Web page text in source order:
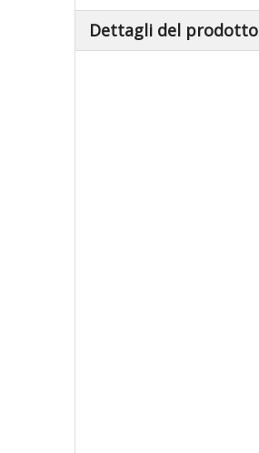
Dettagli del prodotto